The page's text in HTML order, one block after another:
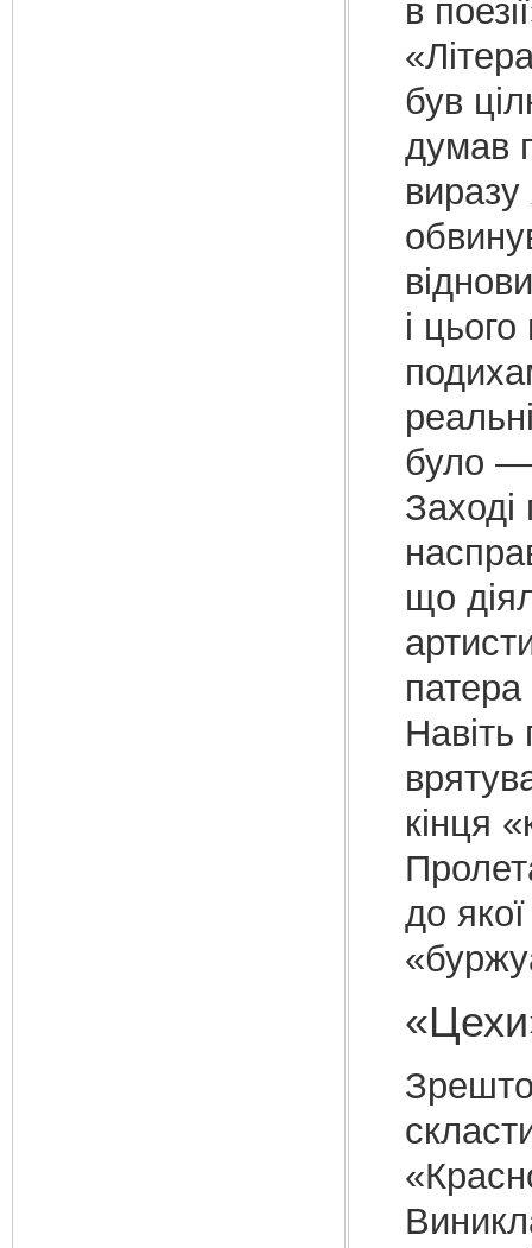
в
був
думав
виразу
і
було —
Заході
що
патера
кінця
до